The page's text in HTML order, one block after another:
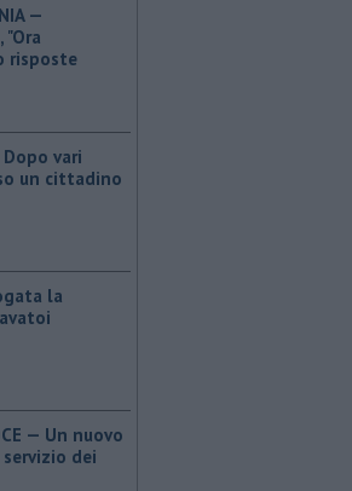
—
risposte
Dopo vari
un cittadino
la
— Un nuovo
dei